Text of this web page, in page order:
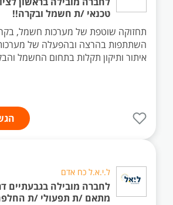
טכנאי /ת חשמל ובקרה!!
תחזוקה שוטפת של מערכות חשמל,
השתתפות בהרצה ובהפעלה של
איתור ותיקון תקלות בתחום החשמל
ל.י.א.ל כח אדם
לחברה מובילה בגבעתיים
מתאם /ת תפעולי /ת